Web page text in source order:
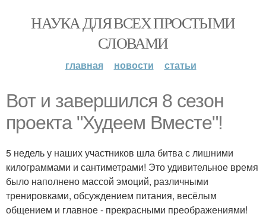
НАУКА ДЛЯ ВСЕХ ПРОСТЫМИ
СЛОВАМИ
главная новости статьи
Вот и завершился 8 сезон
проекта "Худеем Вместе"!
5 недель у наших участников шла битва с лишними
килограммами и сантиметрами! Это удивительное время
было наполнено массой эмоций, различными
тренировками, обсуждением питания, весёлым
общением и главное - прекрасными преображениями!